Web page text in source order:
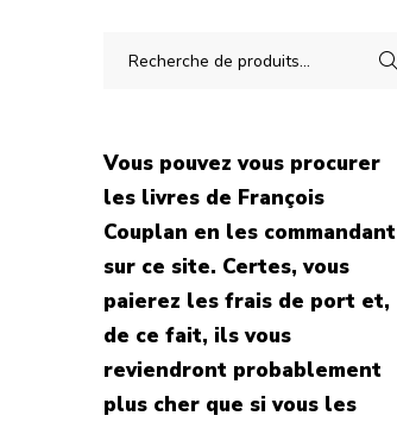
Vous pouvez vous procurer
les livres de François
Couplan en les commandant
sur ce site. Certes, vous
paierez les frais de port et,
de ce fait, ils vous
reviendront probablement
plus cher que si vous les